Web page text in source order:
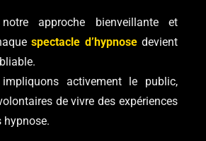
approche bienveillante et
spectacle d’hypnosedevient
activement le public,
de vivre des expériences
hypnose.